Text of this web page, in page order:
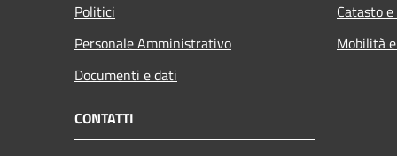
Politici
Personale Amministrativo
Documenti e dati
Catasto
Mobilità
CONTATTI